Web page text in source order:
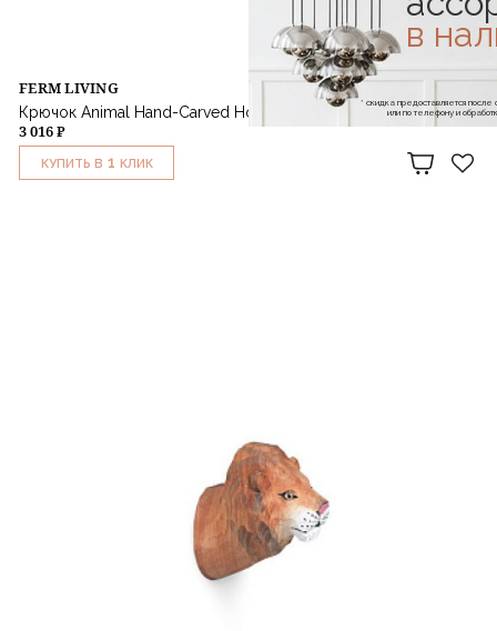
FERM LIVING
Крючок Animal Hand-Carved Hook Zebra
3 016 ₽
КУПИТЬ В 1 КЛИК
в
* скидка предоставляется
или по телефону и